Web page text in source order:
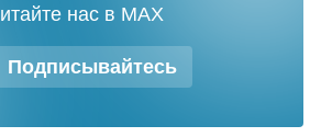
Подписывайтесь
нас в MAX